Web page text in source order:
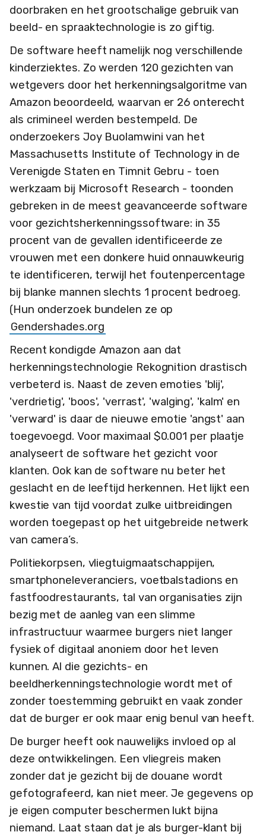
doorbraken en het grootschalige gebruik van
beeld- en spraaktechnologie is zo giftig.
De software heeft namelijk nog verschillende
kinderziektes. Zo werden 120 gezichten van
wetgevers door het herkenningsalgoritme van
Amazon beoordeeld, waarvan er 26 onterecht
als crimineel werden bestempeld. De
onderzoekers Joy Buolamwini van het
Massachusetts Institute of Technology in de
Verenigde Staten en Timnit Gebru - toen
werkzaam bij Microsoft Research - toonden
gebreken in de meest geavanceerde software
voor gezichtsherkenningssoftware: in 35
procent van de gevallen identificeerde ze
vrouwen met een donkere huid onnauwkeurig
te identificeren, terwijl het foutenpercentage
bij blanke mannen slechts 1 procent bedroeg.
(Hun onderzoek bundelen ze op
Gendershades.org
Recent kondigde Amazon aan dat
herkenningstechnologie Rekognition drastisch
verbeterd is. Naast de zeven emoties 'blij',
'verdrietig', 'boos', 'verrast', 'walging', 'kalm' en
'verward' is daar de nieuwe emotie 'angst' aan
toegevoegd. Voor maximaal $0.001 per plaatje
analyseert de software het gezicht voor
klanten. Ook kan de software nu beter het
geslacht en de leeftijd herkennen. Het lijkt een
kwestie van tijd voordat zulke uitbreidingen
worden toegepast op het uitgebreide netwerk
van camera’s.
Politiekorpsen, vliegtuigmaatschappijen,
smartphoneleveranciers, voetbalstadions en
fastfoodrestaurants, tal van organisaties zijn
bezig met de aanleg van een slimme
infrastructuur waarmee burgers niet langer
fysiek of digitaal anoniem door het leven
kunnen. Al die gezichts- en
beeldherkenningstechnologie wordt met of
zonder toestemming gebruikt en vaak zonder
dat de burger er ook maar enig benul van heeft.
De burger heeft ook nauwelijks invloed op al
deze ontwikkelingen. Een vliegreis maken
zonder dat je gezicht bij de douane wordt
gefotografeerd, kan niet meer. Je gegevens op
je eigen computer beschermen lukt bijna
niemand. Laat staan dat je als burger-klant bij